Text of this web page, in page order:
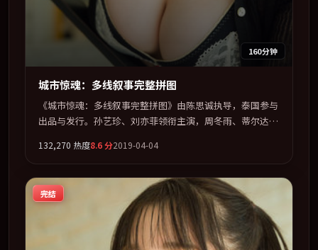
160分钟
城市惊魂：多线叙事完整拼图
《城市惊魂：多线叙事完整拼图》由陈思诚执导，泰国参与
出品与发行。孙艺珍、刘亦菲领衔主演，周冬雨、蒂尔达·
间精准摆荡。全片以「科幻」类型为骨架，在叙事、表演与
同步亮相，2019 年度话题片中口碑稳健，适合喜欢强情节
与人物弧光的观众完整观看。
132,270 热度8.6分2019-04-04
完结